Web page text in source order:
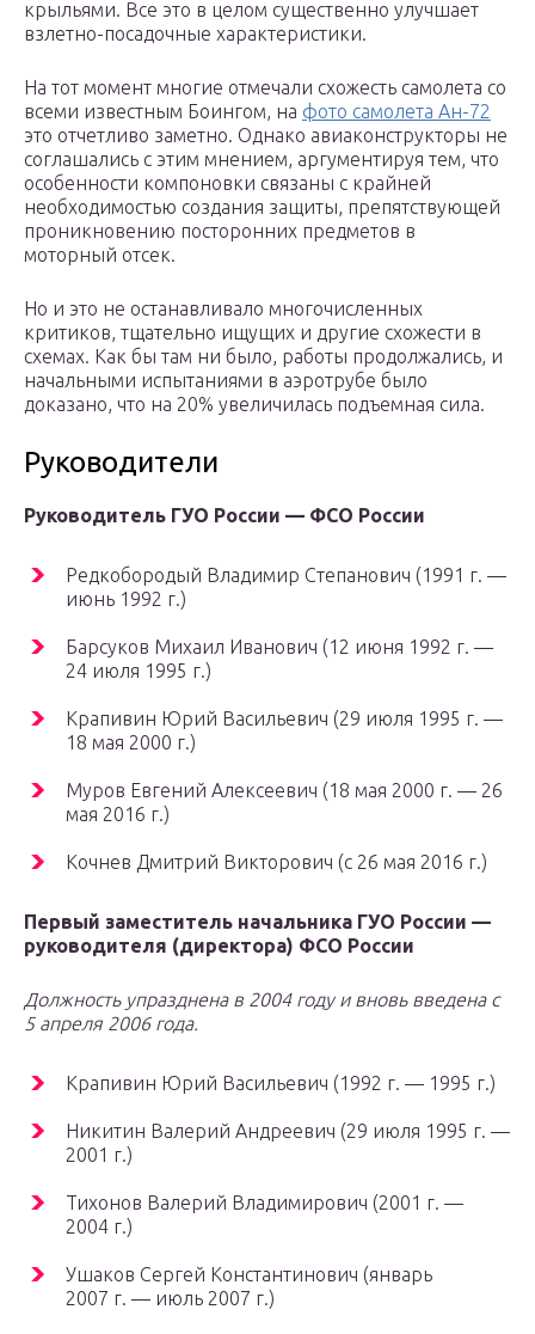
крыльями. Все это в целом существенно улучшает
взлетно-посадочные характеристики.
На тот момент многие отмечали схожесть самолета со
всеми известным Боингом, на фото самолета Ан-72
это отчетливо заметно. Однако авиаконструкторы не
соглашались с этим мнением, аргументируя тем, что
особенности компоновки связаны с крайней
необходимостью создания защиты, препятствующей
проникновению посторонних предметов в
моторный отсек.
Но и это не останавливало многочисленных
критиков, тщательно ищущих и другие схожести в
схемах. Как бы там ни было, работы продолжались, и
начальными испытаниями в аэротрубе было
доказано, что на 20% увеличилась подъемная сила.
Руководители
Руководитель ГУО России — ФСО России
Редкобородый Владимир Степанович (1991 г. —
июнь 1992 г.)
Барсуков Михаил Иванович (12 июня 1992 г. —
24 июля 1995 г.)
Крапивин Юрий Васильевич (29 июля 1995 г. —
18 мая 2000 г.)
Муров Евгений Алексеевич (18 мая 2000 г. — 26
мая 2016 г.)
Кочнев Дмитрий Викторович (с 26 мая 2016 г.)
Первый заместитель начальника ГУО России —
руководителя (директора) ФСО России
Должность упразднена в 2004 году и вновь введена с
5 апреля 2006 года.
Крапивин Юрий Васильевич (1992 г. — 1995 г.)
Никитин Валерий Андреевич (29 июля 1995 г. —
2001 г.)
Тихонов Валерий Владимирович (2001 г. —
2004 г.)
Ушаков Сергей Константинович (январь
2007 г. — июль 2007 г.)